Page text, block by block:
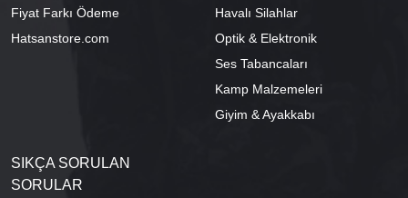
Fiyat Farkı Ödeme
Hatsanstore.com
Havalı Silahlar
Optik & Elektronik
Ses Tabancaları
Kamp Malzemeleri
Giyim & Ayakkabı
SIKÇA SORULAN
SORULAR